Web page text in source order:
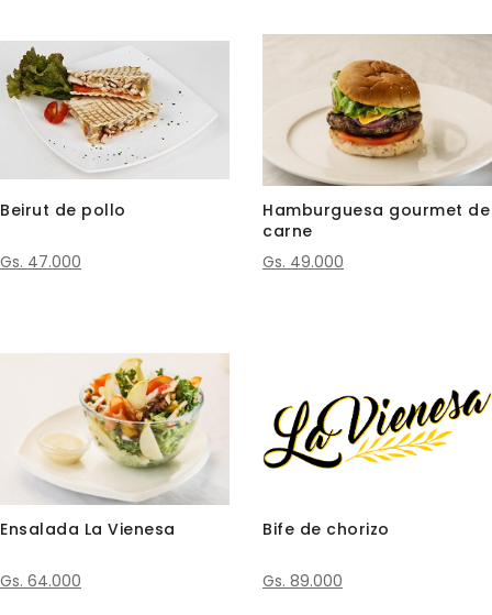
Beirut de pollo
Gs. 47.000
Hamburguesa gourmet de
carne
Gs. 49.000
Ensalada La Vienesa
Gs. 64.000
Bife de chorizo
Gs. 89.000